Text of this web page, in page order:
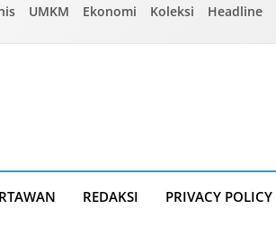
UMKM Ekonomi Koleksi Headline
REDAKSI PRIVACY POLICY